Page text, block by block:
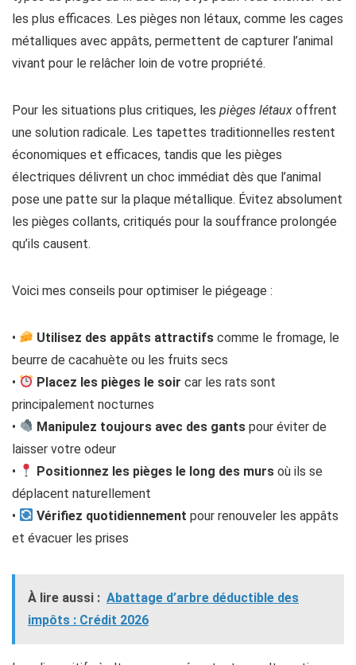
les plus efficaces. Les pièges non létaux, comme les cages
métalliques avec appâts, permettent de capturer l’animal
vivant pour le relâcher loin de votre propriété.
Pour les situations plus critiques, les pièges létaux offrent
une solution radicale. Les tapettes traditionnelles restent
économiques et efficaces, tandis que les pièges
électriques délivrent un choc immédiat dès que l’animal
pose une patte sur la plaque métallique. Évitez absolument
les pièges collants, critiqués pour la souffrance prolongée
qu’ils causent.
Voici mes conseils pour optimiser le piégeage :
• Utilisez des appâts attractifs comme le fromage, le
beurre de cacahuète ou les fruits secs
•
Placez les pièges le soir car les rats sont
principalement nocturnes
•
Manipulez toujours avec des gants pour éviter de
laisser votre odeur
•
Positionnez les pièges le long des murs où ils se
déplacent naturellement
•
Vérifiez quotidiennement pour renouveler les appâts
et évacuer les prises
À lire aussi : Abattage d’arbre déductible des
impôts : Crédit 2026